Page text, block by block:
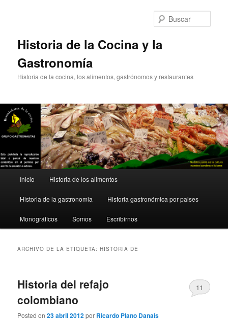
Historia de la Cocina y la
Gastronomía
Historia de la cocina, los alimentos, gastrónomos y restaurantes
principal
Inicio Historia de los alimentos
Historia de la gastronomia Historia gastronómica por paises
Monográficos Somos Escribirnos
ARCHIVO DE LA ETIQUETA:HISTORIA DE
Historia del refajo
colombiano
Posted on23 abril 2012por Ricardo Plano Danais
11